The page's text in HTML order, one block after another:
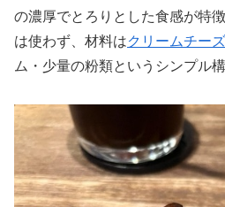
の濃厚でとろりとした食感が特
は使わず、材料はクリームチーズ
ム・少量の粉類というシンプル構